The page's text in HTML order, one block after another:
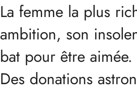
La femme la plus
ambition, son
bat pour être
Des donations